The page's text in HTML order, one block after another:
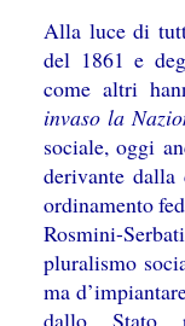
Alla luce di
del 1861 e
come altri
invaso la
sociale, oggi
derivante
ordinamento
Rosmini-
pluralismo
ma
dallo Stato